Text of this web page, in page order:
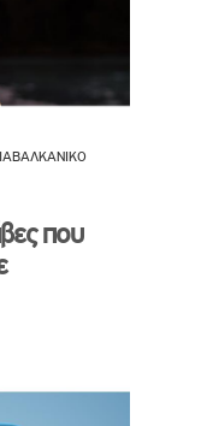
που